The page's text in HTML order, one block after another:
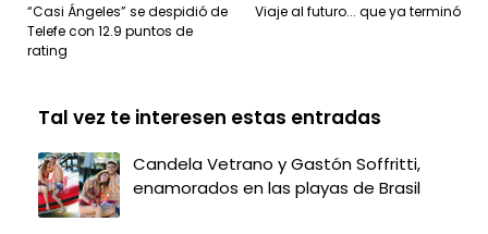
Viaje al futuro... que ya terminó
“Casi Ángeles” se despidió de
Telefe con 12.9 puntos de
rating
Tal vez te interesen estas entradas
Candela Vetrano y Gastón Soffritti,
enamorados en las playas de Brasil